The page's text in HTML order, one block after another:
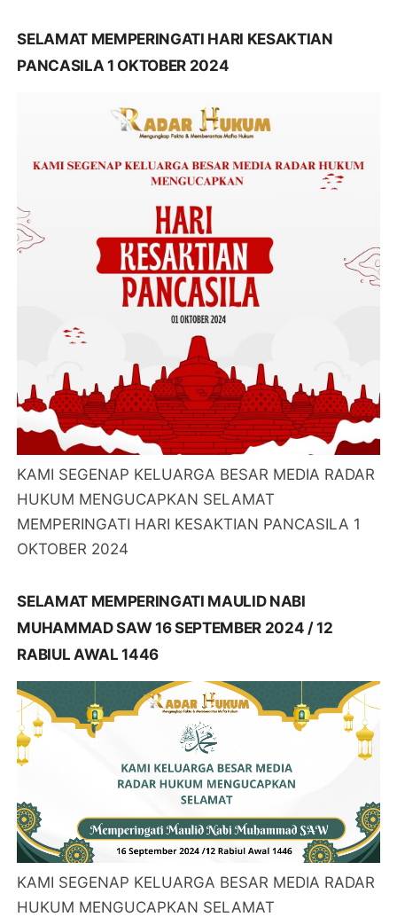
SELAMAT MEMPERINGATI HARI KESAKTIAN
PANCASILA 1 OKTOBER 2024
KAMI SEGENAP KELUARGA BESAR MEDIA RADAR
HUKUM MENGUCAPKAN SELAMAT
MEMPERINGATI HARI KESAKTIAN PANCASILA 1
OKTOBER 2024
SELAMAT MEMPERINGATI MAULID NABI
MUHAMMAD SAW 16 SEPTEMBER 2024 / 12
RABIUL AWAL 1446
KAMI SEGENAP KELUARGA BESAR MEDIA RADAR
HUKUM MENGUCAPKAN SELAMAT